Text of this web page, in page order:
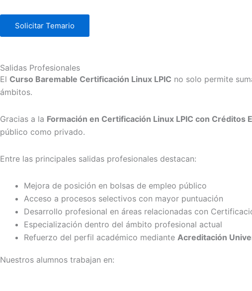
Solicitar Temario
Salidas Profesionales
El Curso Baremable Certificación Linux LPIC no solo permite
ámbitos.
Gracias a la Formación en Certificación Linux LPIC con Créditos
público como privado.
Entre las principales salidas profesionales destacan:
Mejora de posición en bolsas de empleo público
Acceso a procesos selectivos con mayor puntuación
Desarrollo profesional en áreas relacionadas con
Especialización dentro del ámbito profesional actual
Refuerzo del perfil académico mediante Acreditación
Nuestros alumnos trabajan en: